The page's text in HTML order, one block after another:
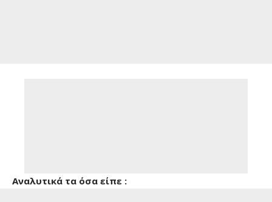
Αναλυτικά τα όσα είπε :